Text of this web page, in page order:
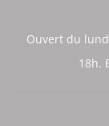
Ouvert du
18h.